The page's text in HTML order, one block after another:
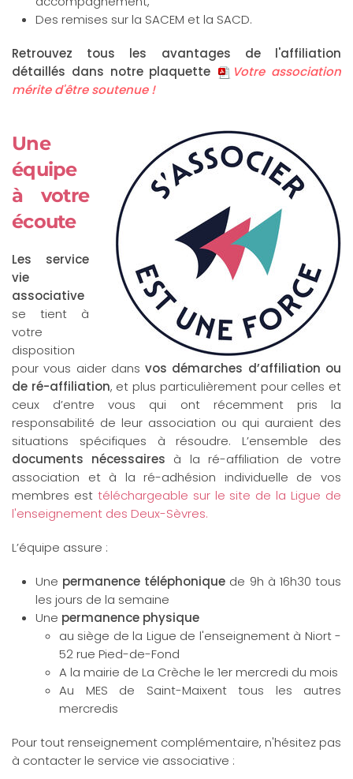
Des remises sur la SACEM et la SACD.
Retrouvez tous les avantages de l'affiliation
détaillés dans notre plaquette
Votre association
mérite d'être soutenue !
Une
équipe
à votre
écoute
Les service
vie
associative
se tient à
votre
disposition
pour vous aider dansvos démarches d’affiliation ou
de ré-affiliation, et plus particulièrement pour celles et
ceux d’entre vous qui ont récemment pris la
responsabilité de leur association ou qui auraient des
situations spécifiques à résoudre. L’ensemble des
documents nécessaires à la ré-affiliation de votre
association et à la ré-adhésion individuelle de vos
membres est téléchargeable sur le site de la Ligue de
l'enseignement des Deux-Sèvres.
L’équipe assure :
Une permanence téléphonique de 9h à 16h30 tous
les jours de la semaine
Une permanence physique
au siège de la Ligue de l'enseignement à Niort -
52 rue Pied-de-Fond
A la mairie de La Crèche le 1er mercredi du mois
Au MES de Saint-Maixent tous les autres
mercredis
Pour tout renseignement complémentaire, n'hésitez pas
à contacter le service vie associative :